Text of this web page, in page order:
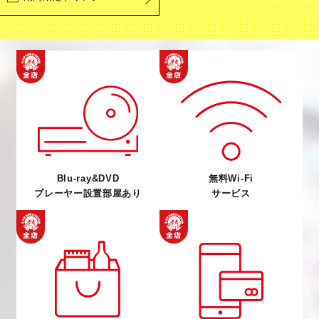
Blu-ray&DVD
プレーヤー設置部屋あり
無料Wi-Fi
サービス